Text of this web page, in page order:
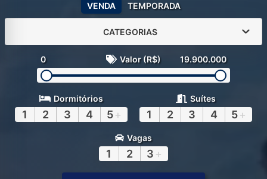
VENDA TEMPORADA
CATEGORIAS
0 Valor (R$) 19.900.000
Dormitórios
1 2 3 4 5+
Suítes
1 2 3 4 5+
Vagas
1 2 3 +